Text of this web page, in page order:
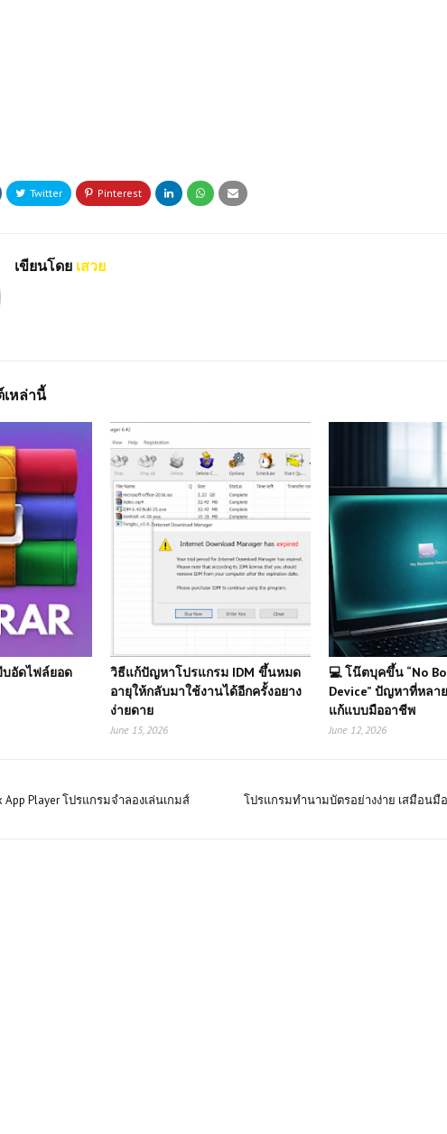
เขียนโดย เสวย
หล่านี้
บอัดไฟล์ยอด
วิธีแก้ปัญหาโปรแกรม IDM ขึ้นหมด
อายุให้กลับมาใช้งานได้อีกครั้งอยาง
ง่ายดาย
June 15, 2026
💻 โน๊ตบุคขึ้น “No
Device” ปัญหาที่หลา
แก้แบบมืออาชีพ
June 12, 2026
โปรแกรมทำนามบัตรอย่างง่าย เสมือนมื
Player โปรแกรมจำลองเล่นเกมส์